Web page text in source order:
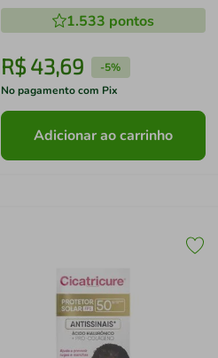
1.533 pontos
R$ 43,69 -5%
No pagamento com Pix
Adicionar ao carrinho